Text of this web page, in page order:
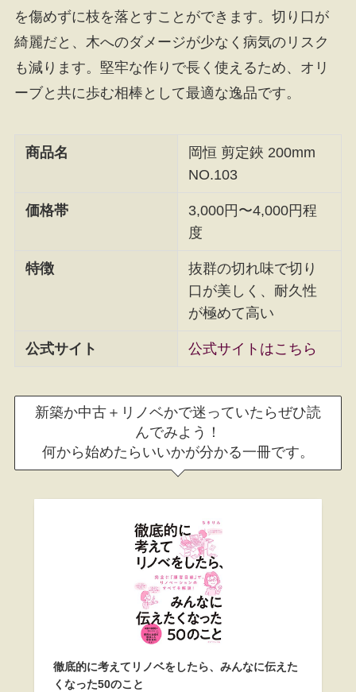
を傷めずに枝を落とすことができます。切り口が
綺麗だと、木へのダメージが少なく病気のリスク
も減ります。堅牢な作りで長く使えるため、オリ
ーブと共に歩む相棒として最適な逸品です。
商品名
岡恒 剪定鋏 200mm
NO.103
価格帯
3,000円〜4,000円程
度
特徴
抜群の切れ味で切り
口が美しく、耐久性
が極めて高い
公式サイト 公式サイトはこちら
新築か中古＋リノベかで迷っていたらぜひ読
んでみよう！
何から始めたらいいかが分かる一冊です。
徹底的に考えてリノベをしたら、みんなに伝えた
くなった50のこと